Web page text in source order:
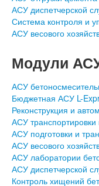
АСУ диспетчерской
Система контроля и
АСУ весового
Модули
АСУ
Бюджетная АСУ L-
Реконструкция и
АСУ
АСУ подготовки и
АСУ весового
АСУ лаборатории
АСУ диспетчерской
Контроль хищений